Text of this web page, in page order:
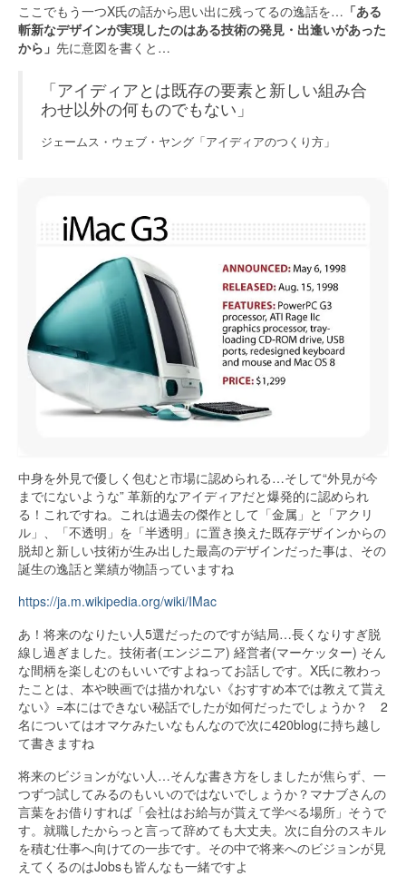
ここでもう一つX氏の話から思い出に残ってるの逸話を… 「ある
斬新なデザインが実現したのはある技術の発見・出逢いがあった
から」 先に意図を書くと…
「アイディアとは既存の要素と新しい組み合
わせ以外の何ものでもない」
ジェームス・ウェブ・ヤング「アイディアのつくり方」
中身を外見で優しく包むと市場に認められる…そして“外見が今
までにないような” 革新的なアイディアだと爆発的に認められ
る！これですね。これは過去の傑作として「金属」と「アクリ
ル」、「不透明」を「半透明」に置き換えた既存デザインからの
脱却と新しい技術が生み出した最高のデザインだった事は、その
誕生の逸話と業績が物語っていますね
https://ja.m.wikipedia.org/wiki/IMac
あ！将来のなりたい人5選だったのですが結局…長くなりすぎ脱
線し過ぎました。技術者(エンジニア) 経営者(マーケッター) そん
な間柄を楽しむのもいいですよねってお話しです。X氏に教わっ
たことは、本や映画では描かれない《おすすめ本では教えて貰え
ない》=本にはできない秘話でしたが如何だったでしょうか？ 2
名についてはオマケみたいなもんなので次に420blogに持ち越し
て書きますね
将来のビジョンがない人…そんな書き方をしましたが焦らず、一
つずつ試してみるのもいいのではないでしょうか？マナブさんの
言葉をお借りすれば「会社はお給与が貰えて学べる場所」そうで
す。就職したからっと言って辞めても大丈夫。次に自分のスキル
を積む仕事へ向けての一歩です。その中で将来へのビジョンが見
えてくるのはJobsも皆んなも一緒ですよ